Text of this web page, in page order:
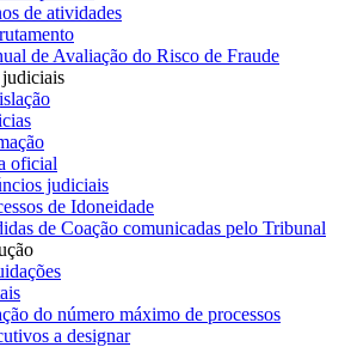
de atividades
de Avaliação do Risco de Fraude
oficial
judiciais
de Idoneidade
de Coação comunicadas pelo Tribunal
do número máximo de processos
a designar